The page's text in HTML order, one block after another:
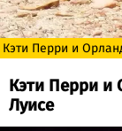
Кэти Перри и
Кэти Перри и
Луисе